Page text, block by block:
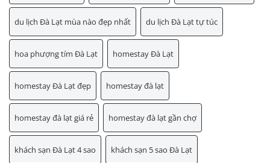
du lịch Đà Lạt mùa nào đẹp nhất du lịch Đà Lạt tự túc
hoa phượng tím Đà Lạt homestay Đà Lạt
homestay Đà Lạt đẹp homestay đà lạt
homestay đà lạt giá rẻ homestay đà lạt gần chợ
khách sạn Đà Lạt 4 sao khách sạn 5 sao Đà Lạt